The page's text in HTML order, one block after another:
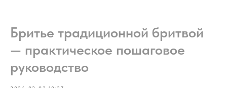
Бритье традиционной бритвой
— практическое пошаговое
руководство